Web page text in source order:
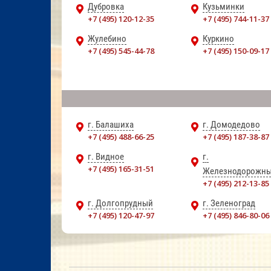
Дубровка
+7 (495) 120-12-35
Кузьминки
+7 (495) 744-11-37
Жулебино
+7 (495) 545-44-78
Куркино
+7 (495) 150-09-17
г. Балашиха
+7 (495) 488-66-25
г. Домодедово
+7 (495) 187-38-87
г. Видное
+7 (495) 165-31-51
г.
+7 (495) 212-13-85
г. Долгопрудный
+7 (495) 120-47-97
г. Зеленоград
+7 (495) 846-80-06